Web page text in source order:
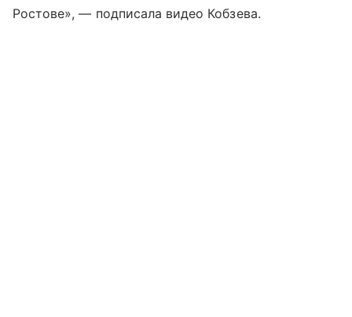
Ростове», — подписала видео Кобзева.